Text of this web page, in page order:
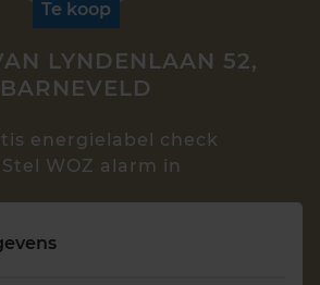
met ons op
Te koop
LYNDENLAAN 52,
BARNEVELD
energielabel check
Stel WOZ alarm in